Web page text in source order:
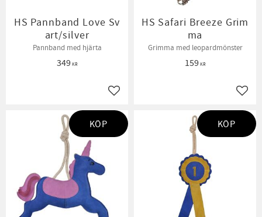
HS Pannband Love Sv
art/silver
Pannband med hjärta
349KR
Lägg till i favoriter
HS Safari Breeze Grim
ma
Grimma med leopardmönster
159KR
KÖP KÖP